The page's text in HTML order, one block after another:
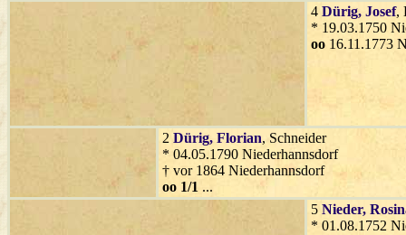
4 Dürig, Josef,
* 19.03.1750
oo 16.11.1773
2 Dürig, Florian, Schneider
* 04.05.1790 Niederhannsdorf
† vor 1864 Niederhannsdorf
oo 1/1 ...
5 Nieder,
* 01.08.1752